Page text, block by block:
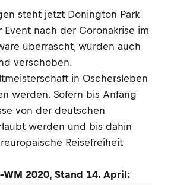
steht jetzt Donington Park
Event nach der Coronakrise im
überrascht, würden auch
verschoben.
in Oschersleben
werden. Sofern bis Anfang
von der deutschen
werden und bis dahin
Reisefreiheit
2020, Stand 14. April: